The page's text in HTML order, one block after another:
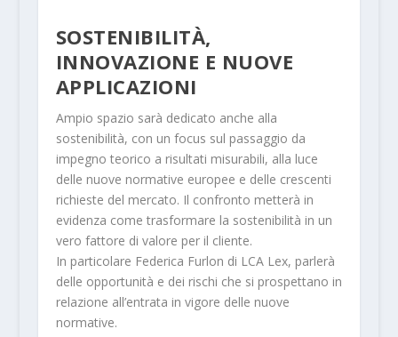
SOSTENIBILITÀ,
INNOVAZIONE E NUOVE
APPLICAZIONI
Ampio spazio sarà dedicato anche alla
sostenibilità, con un focus sul passaggio da
impegno teorico a risultati misurabili, alla luce
delle nuove normative europee e delle crescenti
richieste del mercato. Il confronto metterà in
evidenza come trasformare la sostenibilità in un
vero fattore di valore per il cliente.
In particolare Federica Furlon di LCA Lex, parlerà
delle opportunità e dei rischi che si prospettano in
relazione all’entrata in vigore delle nuove
normative.